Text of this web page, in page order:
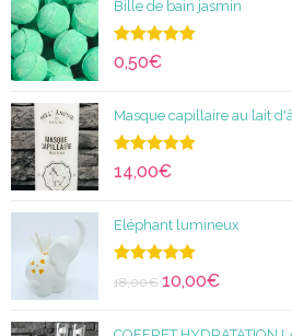
Bille de bain jasmin
Note5.00
sur 5
0,50€
Masque capillaire au lait
Note5.00
sur 5
14,00€
Eléphant lumineux
Note
5.00
sur 5
18,00€ 10,00€